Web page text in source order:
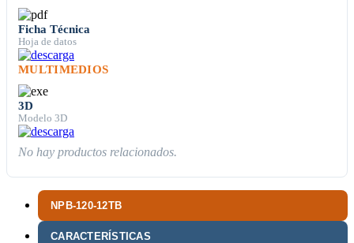
NPB-120-12TB
CARACTERÍSTICAS
Ficha Técnica
Hoja de datos
MULTIMEDIOS
3D
Modelo 3D
No hay productos relacionados.